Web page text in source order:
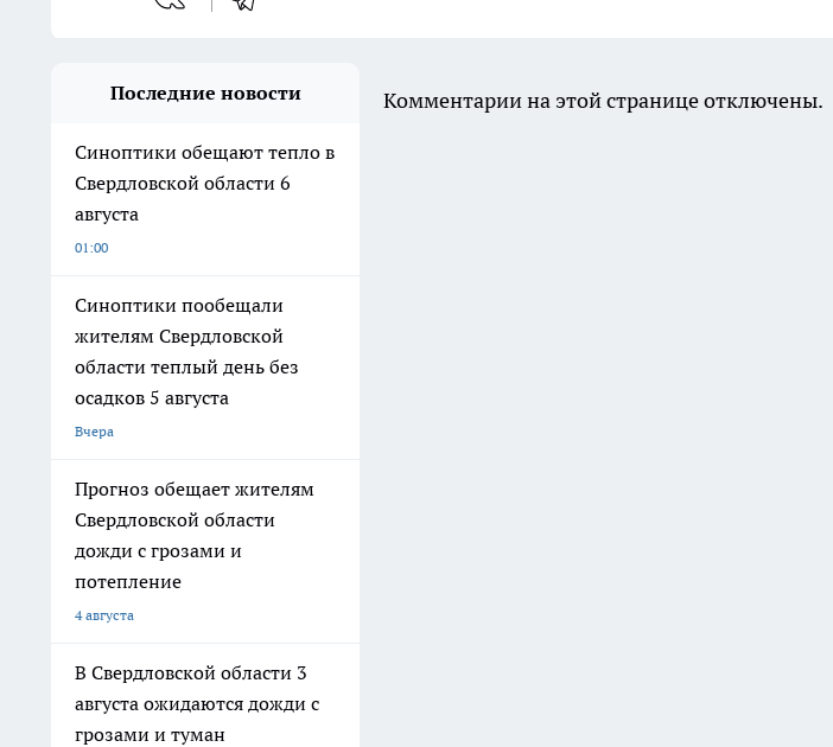
Последние новости
Синоптики обещают тепло в
Свердловской области 6
августа
01:00
Синоптики пообещали
жителям Свердловской
области теплый день без
осадков 5 августа
Вчера
Прогноз обещает жителям
Свердловской области
дожди с грозами и
потепление
4 августа
В Свердловской области 3
августа ожидаются дожди с
грозами и туман
Комментарии на этой странице отключены.